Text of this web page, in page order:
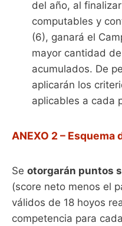
del año, al
computables y
(6), ganará el
mayor cantidad
acumulados. De
aplicarán los
aplicables a cada
ANEXO 2 – Esquema
Seotorgarán puntos
(score neto menos el
válidos de 18 hoyos
competencia para